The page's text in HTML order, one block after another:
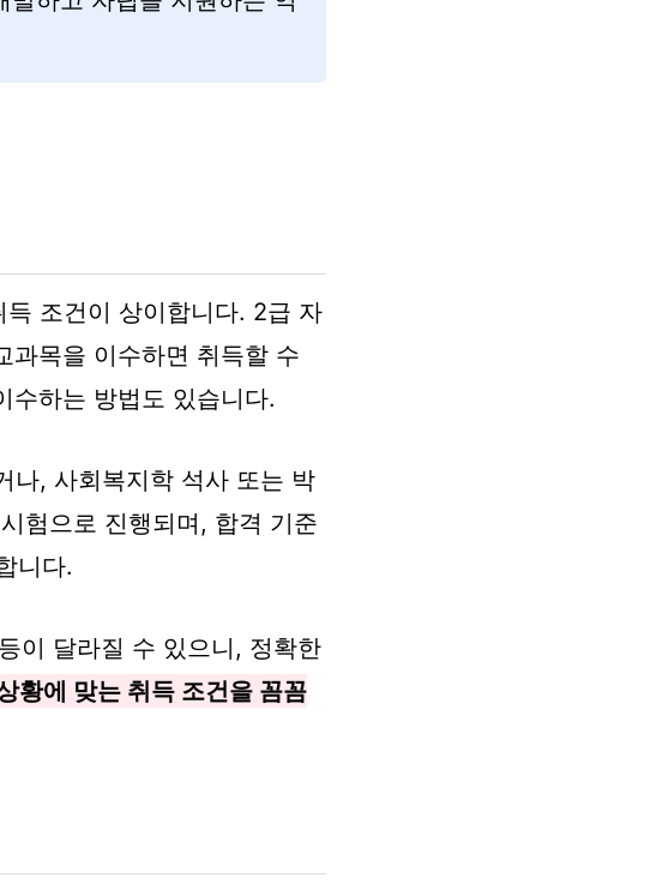
조건이 상이합니다. 2급 자
과목을 이수하면 취득할 수
수하는 방법도 있습니다.
나, 사회복지학 석사 또는 박
험으로 진행되며, 합격 기준
니다.
이 달라질 수 있으니, 정확한
황에 맞는 취득 조건을 꼼꼼